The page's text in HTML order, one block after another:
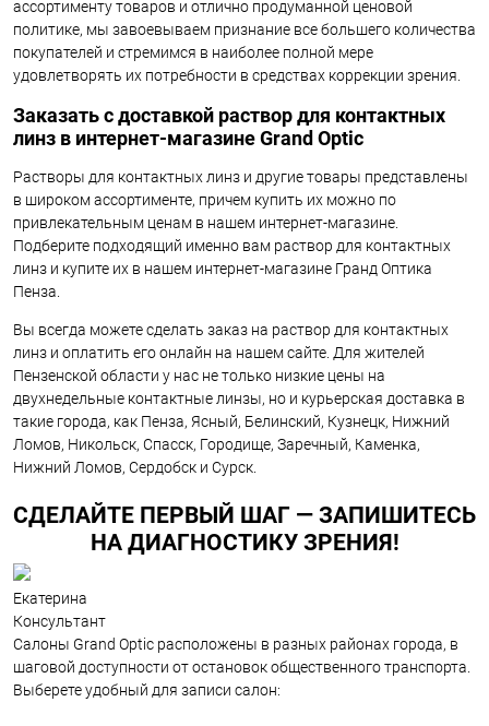
ассортименту товаров и отлично продуманной ценовой
политике, мы завоевываем признание все большего количества
покупателей и стремимся в наиболее полной мере
удовлетворять их потребности в средствах коррекции зрения.
Заказать с доставкой раствор для контактных
линз в интернет-магазине Grand Optic
Растворы для контактных линз и другие товары представлены
в широком ассортименте, причем купить их можно по
привлекательным ценам в нашем интернет-магазине.
Подберите подходящий именно вам раствор для контактных
линз и купите их в нашем интернет-магазине Гранд Оптика
Пенза.
Вы всегда можете сделать заказ на раствор для контактных
линз и оплатить его онлайн на нашем сайте. Для жителей
Пензенской области у нас не только низкие цены на
двухнедельные контактные линзы, но и курьерская доставка в
такие города, как Пенза, Ясный, Белинский, Кузнецк, Нижний
Ломов, Никольск, Спасск, Городище, Заречный, Каменка,
Нижний Ломов, Сердобск и Сурск.
СДЕЛАЙТЕ ПЕРВЫЙ ШАГ — ЗАПИШИТЕСЬ
НА ДИАГНОСТИКУ ЗРЕНИЯ!
Екатерина
Консультант
Салоны Grand Optic расположены в разных районах города, в
шаговой доступности от остановок общественного транспорта.
Выберете удобный для записи салон: